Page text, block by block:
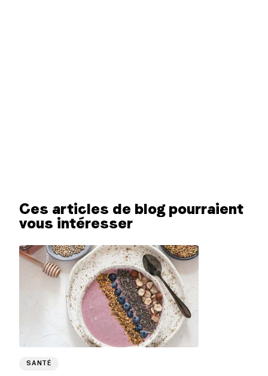
Ces articles de blog pourraient
vous intéresser
SANTÉ